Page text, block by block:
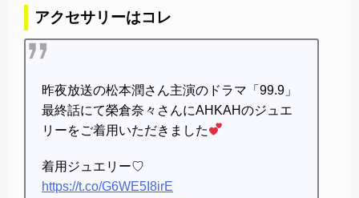
アクセサリーはコレ
昨夜放送の松本潤さん主演のドラマ「99.9」
最終話にて榮倉奈々さんにAHKAHのジュエ
リーをご着用いただきました
着用ジュエリー♡
https://t.co/G6WE5I8irE